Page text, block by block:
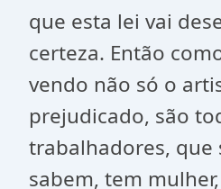
que esta lei vai
certeza. Então
vendo não só o
prejudicado, são
trabalhadores, que
sabem, tem